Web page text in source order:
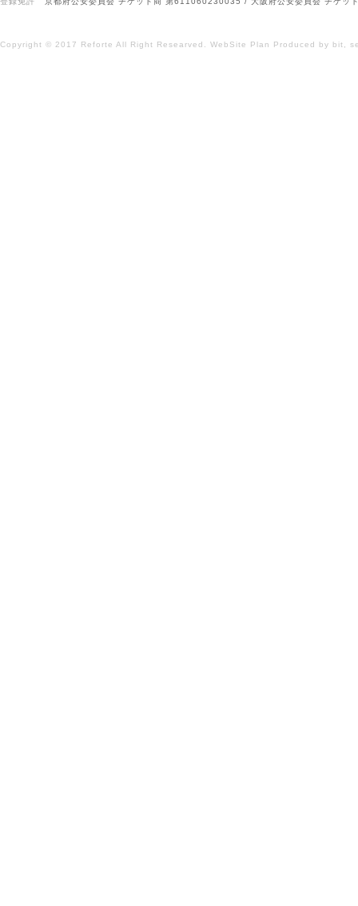
Copyright © 2017 Reforte All Right Researved. WebSite Plan Produced by bit,